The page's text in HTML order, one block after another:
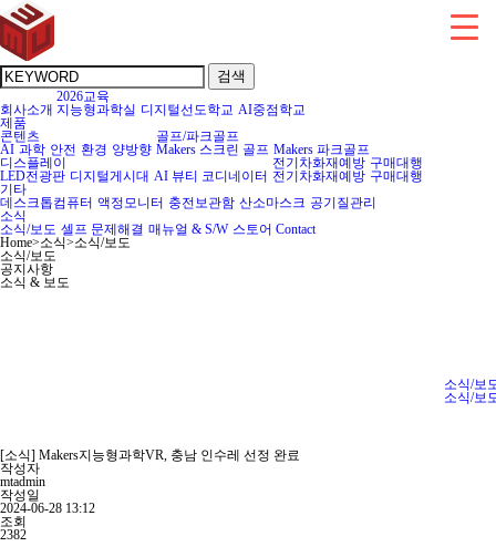
검색
회사소개
2026교육
지능형과학실 디지털선도학교 AI중점학교
제품
콘텐츠
AI 과학 안전 환경 양방향
골프/파크골프
Makers 스크린 골프 Makers 파크골프
디스플레이
LED전광판 디지털게시대 AI 뷰티 코디네이터
전기차화재예방
전기차화재예방
구매대행
구매대행
기타
데스크톱컴퓨터 액정모니터 충전보관함 산소마스크 공기질관리
소식
소식/보도 셀프 문제해결 매뉴얼 & S/W 스토어 Contact
Home>소식>소식/보도
소식/보도
공지사항
소식 & 보도
소식/보
소식/보
[소식] Makers지능형과학VR, 충남 인수레 선정 완료
작성자
mtadmin
작성일
2024-06-28 13:12
조회
2382